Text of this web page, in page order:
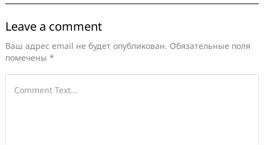
Leave a comment
Ваш адрес email не будет опубликован. Обязательные поля
помечены *